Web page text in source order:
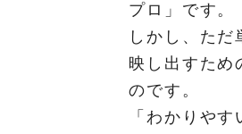
プロ」です。
しかし、た
映し出すため
のです。
「わかりや